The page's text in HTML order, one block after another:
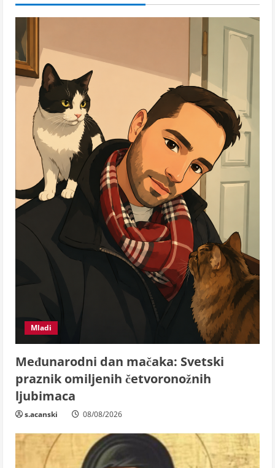
Mladi
Međunarodni dan mačaka: Svetski
praznik omiljenih četvoronožnih
ljubimaca
s.acanski 08/08/2026